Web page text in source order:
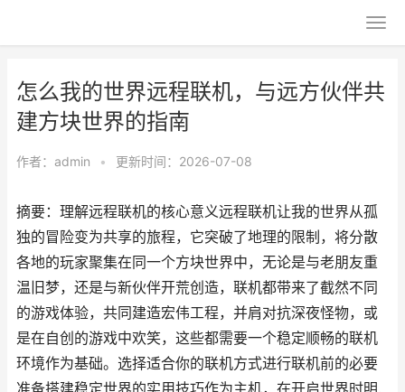
怎么我的世界远程联机，与远方伙伴共
建方块世界的指南
作者： admin • 更新时间：2026-07-08
摘要：理解远程联机的核心意义远程联机让我的世界从孤
独的冒险变为共享的旅程，它突破了地理的限制，将分散
各地的玩家聚集在同一个方块世界中，无论是与老朋友重
温旧梦，还是与新伙伴开荒创造，联机都带来了截然不同
的游戏体验，共同建造宏伟工程，并肩对抗深夜怪物，或
是在自创的游戏中欢笑，这些都需要一个稳定顺畅的联机
环境作为基础。选择适合你的联机方式进行联机前的必要